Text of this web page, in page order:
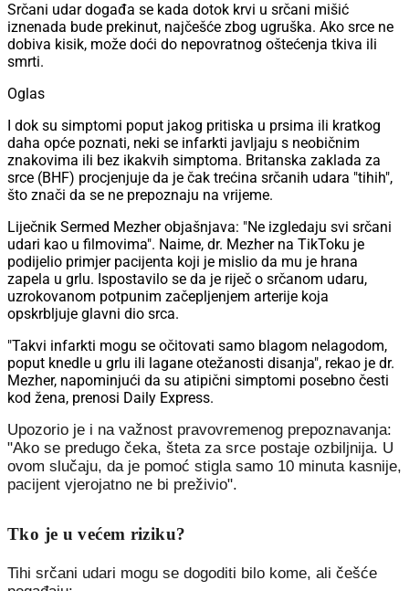
Srčani udar događa se kada dotok krvi u srčani mišić
iznenada bude prekinut, najčešće zbog ugruška. Ako srce ne
dobiva kisik, može doći do nepovratnog oštećenja tkiva ili
smrti.
Oglas
I dok su simptomi poput jakog pritiska u prsima ili kratkog
daha opće poznati, neki se infarkti javljaju s neobičnim
znakovima ili bez ikakvih simptoma. Britanska zaklada za
srce (BHF) procjenjuje da je čak trećina srčanih udara "tihih",
što znači da se ne prepoznaju na vrijeme.
Liječnik Sermed Mezher objašnjava: "Ne izgledaju svi srčani
udari kao u filmovima". Naime, dr. Mezher na TikToku je
podijelio primjer pacijenta koji je mislio da mu je hrana
zapela u grlu. Ispostavilo se da je riječ o srčanom udaru,
uzrokovanom potpunim začepljenjem arterije koja
opskrbljuje glavni dio srca.
"Takvi infarkti mogu se očitovati samo blagom nelagodom,
poput knedle u grlu ili lagane otežanosti disanja", rekao je dr.
Mezher, napominjući da su atipični simptomi posebno česti
kod žena, prenosi Daily Express.
Upozorio je i na važnost pravovremenog prepoznavanja:
"Ako se predugo čeka, šteta za srce postaje ozbiljnija. U
ovom slučaju, da je pomoć stigla samo 10 minuta kasnije,
pacijent vjerojatno ne bi preživio".
Tko je u većem riziku?
Tihi srčani udari mogu se dogoditi bilo kome, ali češće